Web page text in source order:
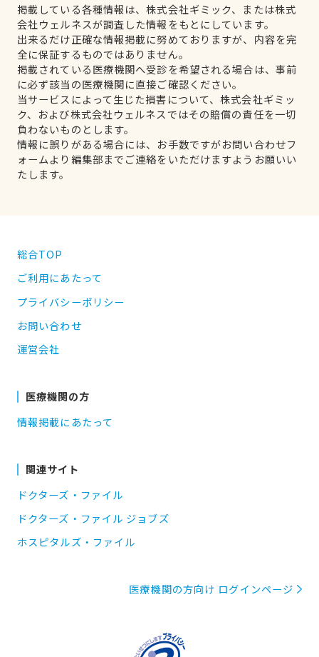
掲載している各種情報は、株式会社ギミック、または株式
会社ウェルネスが調査した情報をもとにしています。
出来るだけ正確な情報掲載に努めておりますが、内容を完
全に保証するものではありません。
掲載されている医療機関へ受診を希望される場合は、事前
に必ず該当の医療機関に直接ご確認ください。
当サービスによって生じた損害について、株式会社ギミッ
ク、および株式会社ウェルネスではその賠償の責任を一切
負わないものとします。
情報に誤りがある場合には、お手数ですがお問い合わせフ
ォームより編集部までご連絡をいただけますようお願いい
たします。
総合TOP
ご利用にあたって
プライバシーポリシー
お問い合わせ
運営会社
医療機関の方
情報掲載にあたって
関連サイト
ドクターズ・ファイル
ドクターズ・ファイル ジョブズ
ホスピタルズ・ファイル
医療機関の方向け ログインページ